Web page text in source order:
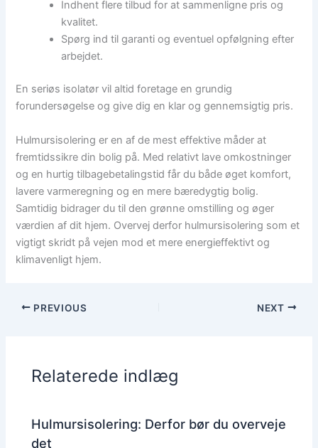
Indhent flere tilbud for at sammenligne pris og
kvalitet.
Spørg ind til garanti og eventuel opfølgning efter
arbejdet.
En seriøs isolatør vil altid foretage en grundig
forundersøgelse og give dig en klar og gennemsigtig pris.
Hulmursisolering er en af de mest effektive måder at
fremtidssikre din bolig på. Med relativt lave omkostninger
og en hurtig tilbagebetalingstid får du både øget komfort,
lavere varmeregning og en mere bæredygtig bolig.
Samtidig bidrager du til den grønne omstilling og øger
værdien af dit hjem. Overvej derfor hulmursisolering som et
vigtigt skridt på vejen mod et mere energieffektivt og
klimavenligt hjem.
PREVIOUS NEXT
Relaterede indlæg
Hulmursisolering: Derfor bør du overveje
det